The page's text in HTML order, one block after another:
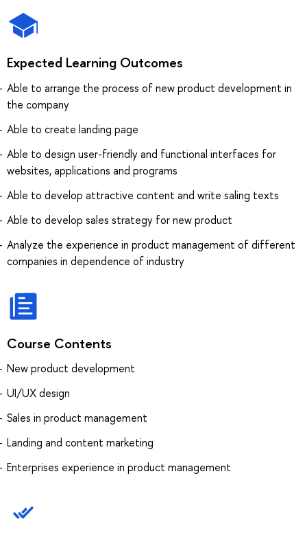
Expected Learning Outcomes
Able to arrange the process of new product development in
the company
Able to create landing page
Able to design user-friendly and functional interfaces for
websites, applications and programs
Able to develop attractive content and write saling texts
Able to develop sales strategy for new product
Analyze the experience in product management of different
companies in dependence of industry
Course Contents
New product development
UI/UX design
Sales in product management
Landing and content marketing
Enterprises experience in product management